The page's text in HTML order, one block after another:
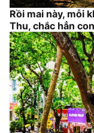
Rồi mai này, mỗi
Thu, chắc hẳn